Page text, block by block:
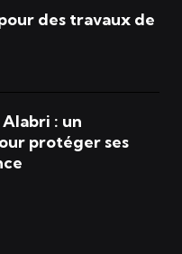
des travaux de
: un
protéger ses